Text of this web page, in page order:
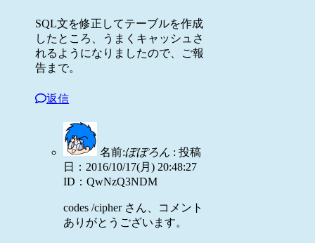
SQL文を修正してテーブルを作成
したところ、うまくキャッシュさ
れるようになりましたので、ご報
告まで。
返信
名前:ぽぽろん : 投稿
日：2016/10/17(月) 20:48:27
ID：QwNzQ3NDM
codes /cipher さん、コメント
ありがとうございます。